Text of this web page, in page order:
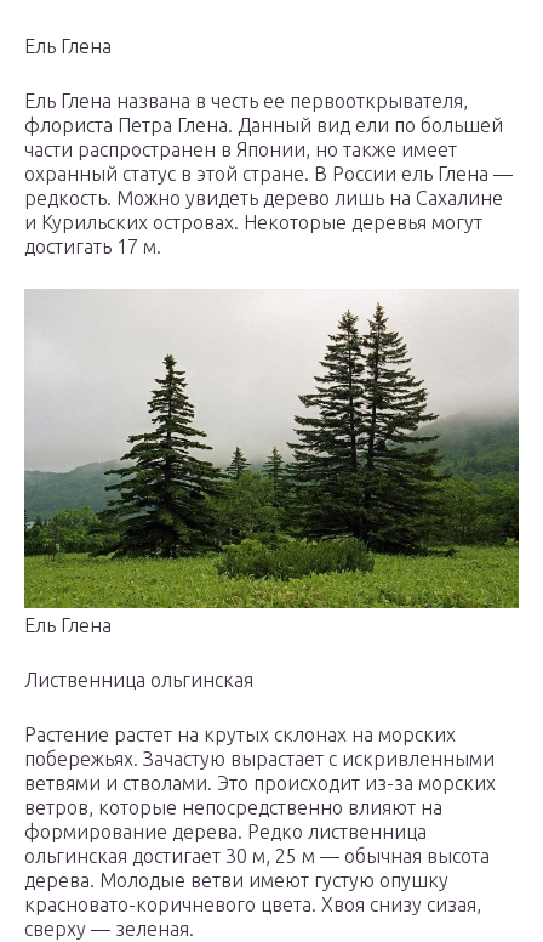
Ель Глена
Ель Глена названа в честь ее первооткрывателя,
флориста Петра Глена. Данный вид ели по большей
части распространен в Японии, но также имеет
охранный статус в этой стране. В России ель Глена —
редкость. Можно увидеть дерево лишь на Сахалине
и Курильских островах. Некоторые деревья могут
достигать 17 м.
Ель Глена
Лиственница ольгинская
Растение растет на крутых склонах на морских
побережьях. Зачастую вырастает с искривленными
ветвями и стволами. Это происходит из-за морских
ветров, которые непосредственно влияют на
формирование дерева. Редко лиственница
ольгинская достигает 30 м, 25 м — обычная высота
дерева. Молодые ветви имеют густую опушку
красновато-коричневого цвета. Хвоя снизу сизая,
сверху — зеленая.